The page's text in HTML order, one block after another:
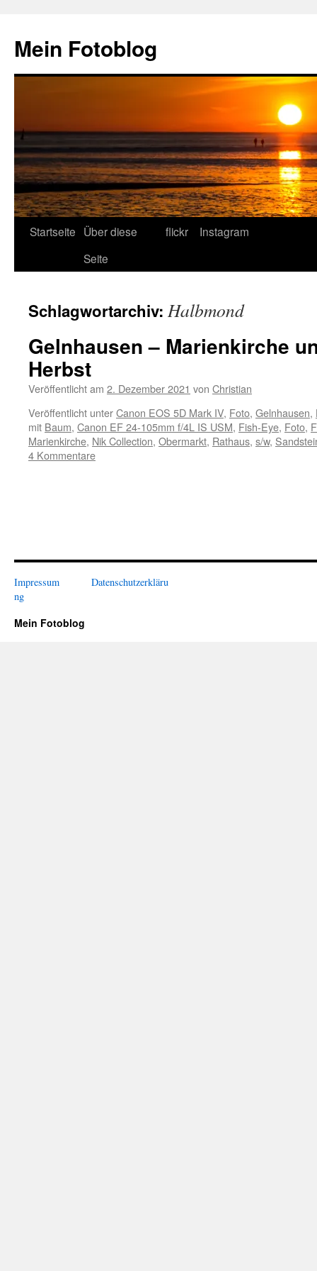
springen
Mein Fotoblog
Startseite Über diese
Seite
flickr Instagram
Schlagwortarchiv: Halbmond
Gelnhausen – Marienkirche
Herbst
Veröffentlicht am 2. Dezember 2021 von Christian
Veröffentlicht unterCanon EOS 5D Mark IV, Foto, Gelnhausen,
mit Baum, Canon EF 24-105mm f/4L IS USM, Fish-Eye, Foto,
Marienkirche, Nik Collection, Obermarkt, Rathaus, s/w,
4 Kommentare
Impressum
Datenschutzerkläru
ng
Mein Fotoblog